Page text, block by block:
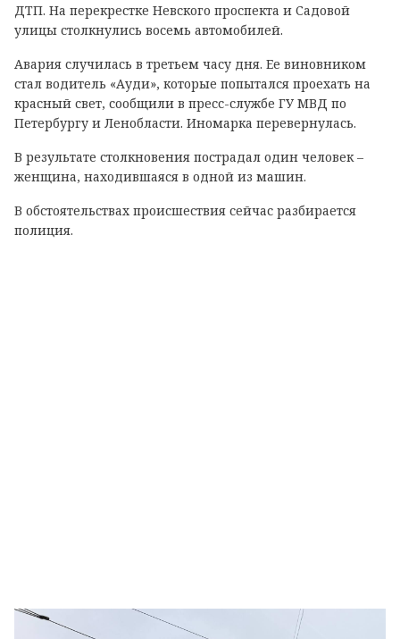
ДТП. На перекрестке Невского проспекта и Садовой
улицы столкнулись восемь автомобилей.
Авария случилась в третьем часу дня. Ее виновником
стал водитель «Ауди», которые попытался проехать на
красный свет, сообщили в пресс-службе ГУ МВД по
Петербургу и Ленобласти. Иномарка перевернулась.
В результате столкновения пострадал один человек –
женщина, находившаяся в одной из машин.
В обстоятельствах происшествия сейчас разбирается
полиция.